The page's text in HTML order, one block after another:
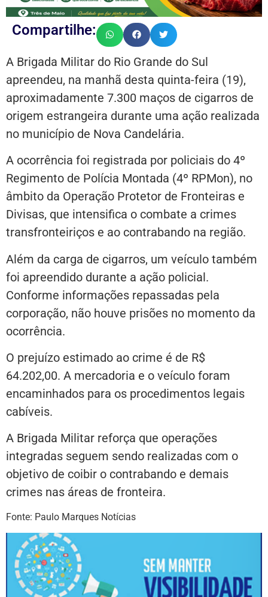
Compartilhe:
A Brigada Militar do Rio Grande do Sul
apreendeu, na manhã desta quinta-feira (19),
aproximadamente 7.300 maços de cigarros de
origem estrangeira durante uma ação realizada
no município de Nova Candelária.
A ocorrência foi registrada por policiais do 4º
Regimento de Polícia Montada (4º RPMon), no
âmbito da Operação Protetor de Fronteiras e
Divisas, que intensifica o combate a crimes
transfronteiriços e ao contrabando na região.
Além da carga de cigarros, um veículo também
foi apreendido durante a ação policial.
Conforme informações repassadas pela
corporação, não houve prisões no momento da
ocorrência.
O prejuízo estimado ao crime é de R$
64.202,00. A mercadoria e o veículo foram
encaminhados para os procedimentos legais
cabíveis.
A Brigada Militar reforça que operações
integradas seguem sendo realizadas com o
objetivo de coibir o contrabando e demais
crimes nas áreas de fronteira.
Fonte: Paulo Marques Notícias